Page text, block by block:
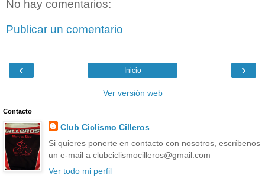
No hay comentarios:
Publicar un comentario
‹ ›
Inicio
Ver versión web
Contacto
Club Ciclismo Cilleros
Si quieres ponerte en contacto con nosotros, escríbenos
un e-mail a clubciclismocilleros@gmail.com
Ver todo mi perfil